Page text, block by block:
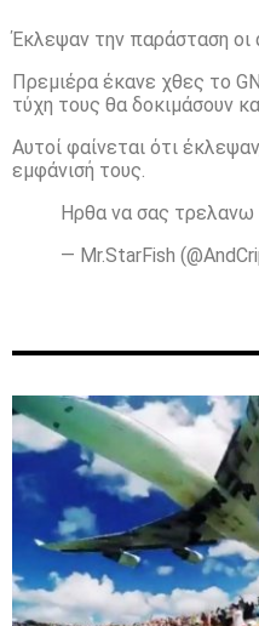
Έκλεψαν την παράσταση
Πρεμιέρα έκανε χθες το
τύχη τους θα δοκιμάσουν
Αυτοί φαίνεται ότι
εμφάνισή τους.
Ηρθα να σας
— Mr.StarFish